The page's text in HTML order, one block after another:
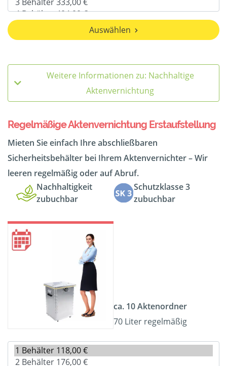
Auswählen
Weitere Informationen zu: Nachhaltige
Aktenvernichtung
Regelmäßige Aktenvernichtung Erstaufstellung
Mieten Sie einfach Ihre abschließbaren
Sicherheitsbehälter bei Ihrem Aktenvernichter – Wir
leeren regelmäßig oder auf Abruf.
Nachhaltigkeit
zubuchbar
Schutzklasse 3
zubuchbar
ca. 10 Aktenordner
70 Liter regelmäßig